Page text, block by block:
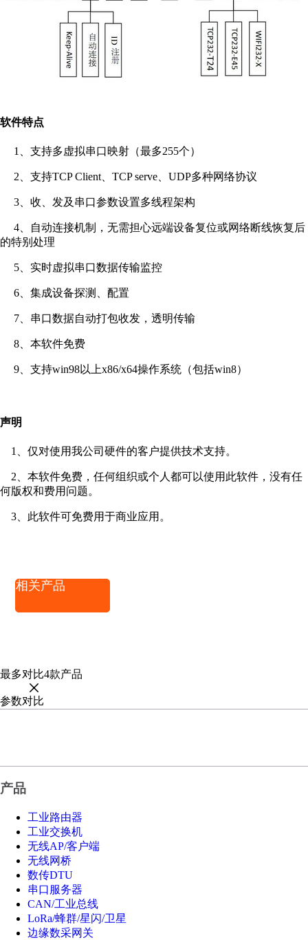
软件特点
1、支持多虚拟串口映射（最多255个）
2、支持TCP Client、TCP serve、UDP多种网络协议
3、收、发及串口参数设置多线程架构
4、自动连接机制，无需担心远端设备复位或网络断线恢复后
的特别处理
5、实时虚拟串口数据传输监控
6、集成设备探测、配置
7、串口数据自动打包收发，透明传输
8、本软件免费
9、支持win98以上x86/x64操作系统（包括win8）
声明
1、仅对使用我公司硬件的客户提供技术支持。
2、本软件免费，任何组织或个人都可以使用此软件，没有任
何版权和费用问题。
3、此软件可免费用于商业应用。
相关产品
最多对比4款产品
参数对比
产品
工业路由器
工业交换机
无线AP/客户端
无线网桥
数传DTU
串口服务器
CAN/工业总线
LoRa/蜂群/星闪/卫星
边缘数采网关